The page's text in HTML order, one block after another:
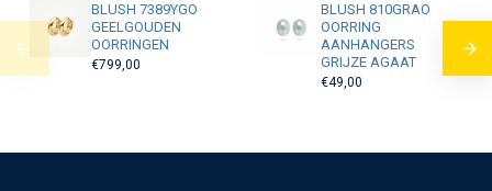
BLUSH 7389YGO
GEELGOUDEN
OORRINGEN
€799,00
BLUSH 810GRAO
OORRING
AANHANGERS
GRIJZE AGAAT
€49,00